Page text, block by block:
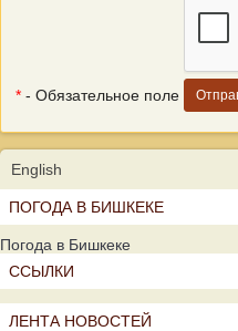
* - Обязательное поле
English
ПОГОДА В БИШКЕКЕ
Погода в Бишкеке
ССЫЛКИ
ЛЕНТА НОВОСТЕЙ